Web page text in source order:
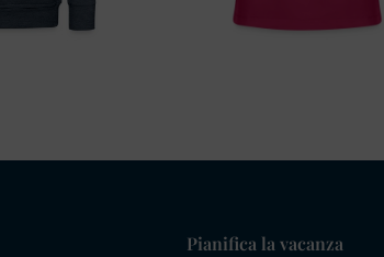
Pianifica la vacanza